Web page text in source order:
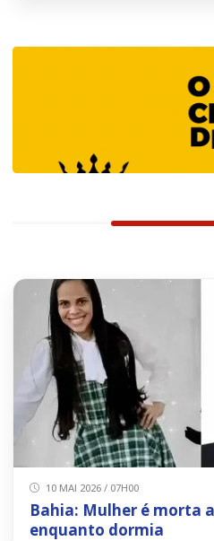
10 MAI 2026 / 07H00
Bahia: Mulher é morta
enquanto dormia